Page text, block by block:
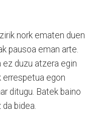
nork ematen duen
pausoa eman arte.
ez duzu atzera egin
errespetua egon
ditugu. Batek baino
bidea.